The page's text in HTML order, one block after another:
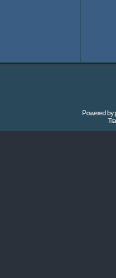
Powered by